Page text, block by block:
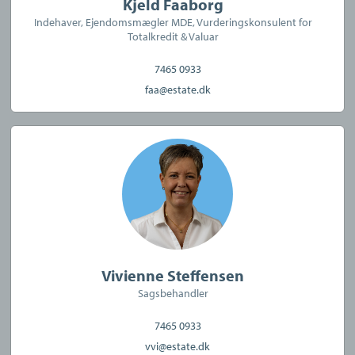
Kjeld Faaborg
Indehaver, Ejendomsmægler MDE, Vurderingskonsulent for
Totalkredit & Valuar
7465 0933
faa@estate.dk
Vivienne Steffensen
Sagsbehandler
7465 0933
vvi@estate.dk